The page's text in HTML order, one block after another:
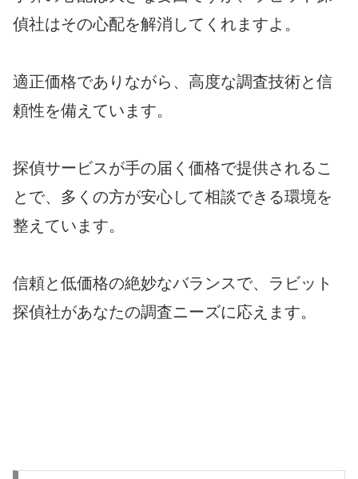
偵社はその心配を解消してくれますよ。
適正価格でありながら、高度な調査技術と信
頼性を備えています。
探偵サービスが手の届く価格で提供されるこ
とで、多くの方が安心して相談できる環境を
整えています。
信頼と低価格の絶妙なバランスで、ラビット
探偵社があなたの調査ニーズに応えます。